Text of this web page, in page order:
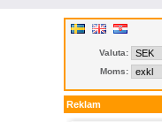
Valuta:
Moms:
Reklam